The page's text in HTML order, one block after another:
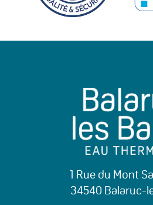
1 Rue du Mont
34540 Balaruc-